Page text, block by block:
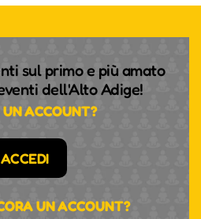
sul primo e più amato
dell'Alto Adige!
ACCOUNT?
ACCEDI
UN ACCOUNT?